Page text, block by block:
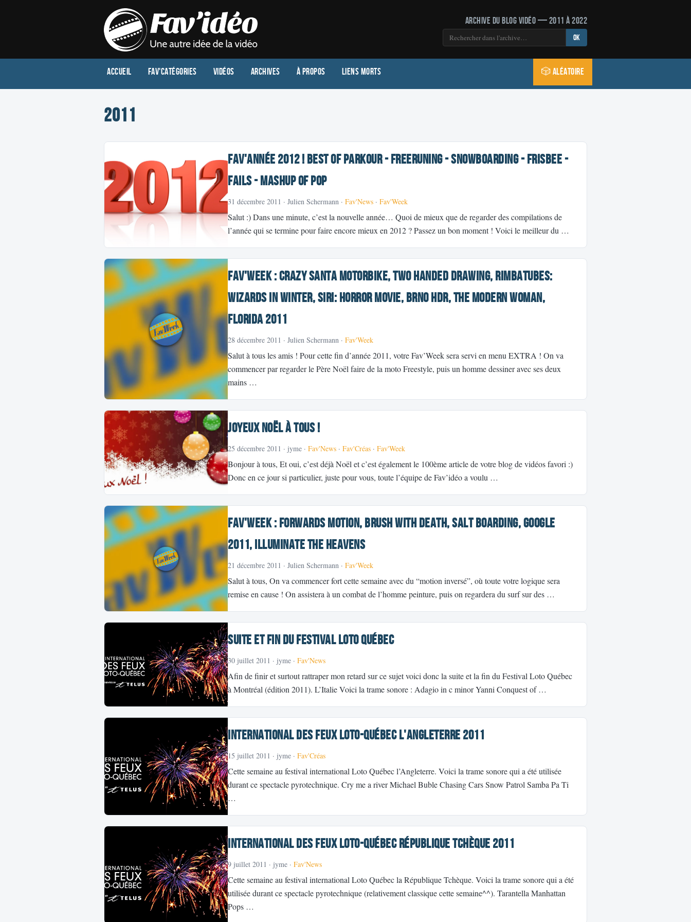
Archive du blog vidéo — 2011 à 2022
OK
Accueil Fav'Catégories Vidéos Archives À propos Liens morts 🎲 Aléatoire
2011
Fav'année 2012 ! Best of Parkour - Freeruning - Snowboarding - Frisbee -
Fails - Mashup of Pop
31 décembre 2011 · Julien Schermann · Fav'News · Fav'Week
Salut :) Dans une minute, c’est la nouvelle année… Quoi de mieux que de regarder des compilations de
l’année qui se termine pour faire encore mieux en 2012 ? Passez un bon moment ! Voici le meilleur du …
Fav'Week : Crazy Santa Motorbike, Two Handed Drawing, RimbaTubes:
Wizards in Winter, Siri: Horror movie, BRNO HDR, The Modern Woman,
Florida 2011
28 décembre 2011 · Julien Schermann · Fav'Week
Salut à tous les amis ! Pour cette fin d’année 2011, votre Fav’Week sera servi en menu EXTRA ! On va
commencer par regarder le Père Noël faire de la moto Freestyle, puis un homme dessiner avec ses deux
mains …
Joyeux Noël à tous !
25 décembre 2011 · jyme · Fav'News · Fav'Créas · Fav'Week
Bonjour à tous, Et oui, c’est déjà Noël et c’est également le 100ème article de votre blog de vidéos favori :)
Donc en ce jour si particulier, juste pour vous, toute l’équipe de Fav’idéo a voulu …
Fav'Week : Forwards Motion, Brush With Death, Salt Boarding, Google
2011, Illuminate the Heavens
21 décembre 2011 · Julien Schermann · Fav'Week
Salut à tous, On va commencer fort cette semaine avec du “motion inversé”, où toute votre logique sera
remise en cause ! On assistera à un combat de l’homme peinture, puis on regardera du surf sur des …
Suite et fin du Festival Loto Québec
30 juillet 2011 · jyme · Fav'News
Afin de finir et surtout rattraper mon retard sur ce sujet voici donc la suite et la fin du Festival Loto Québec
à Montréal (édition 2011). L’Italie Voici la trame sonore : Adagio in c minor Yanni Conquest of …
International des Feux Loto-Québec l'Angleterre 2011
15 juillet 2011 · jyme · Fav'Créas
Cette semaine au festival international Loto Québec l’Angleterre. Voici la trame sonore qui a été utilisée
durant ce spectacle pyrotechnique. Cry me a river Michael Buble Chasing Cars Snow Patrol Samba Pa Ti
…
International des Feux Loto-Québec République Tchèque 2011
9 juillet 2011 · jyme · Fav'News
Cette semaine au festival international Loto Québec la République Tchèque. Voici la trame sonore qui a été
utilisée durant ce spectacle pyrotechnique (relativement classique cette semaine^^). Tarantella Manhattan
Pops …